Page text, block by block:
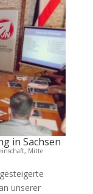
in Sachsen
, Mitte
unserer